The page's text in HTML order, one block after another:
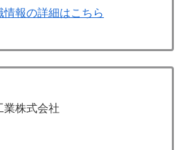
情報の詳細はこちら
業株式会社